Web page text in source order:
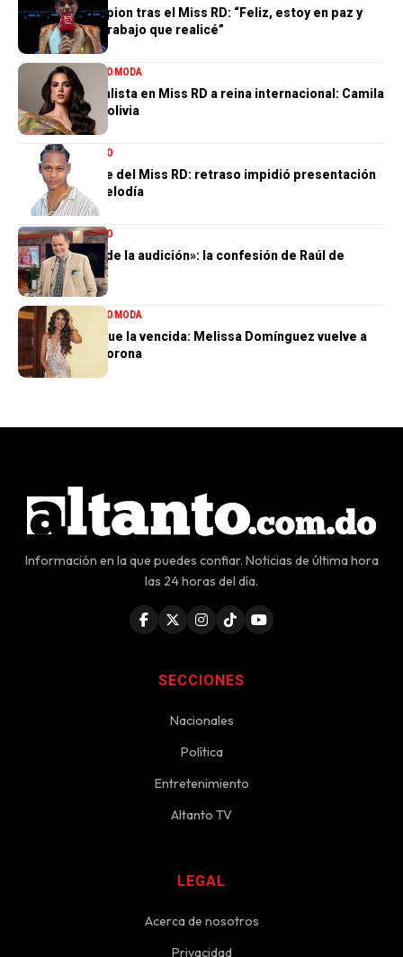
Valentina Campion tras el Miss RD: “Feliz, estoy en paz y
orgullosa del trabajo que realicé”
ENTRETENIMIENTOMODA
De tercera finalista en Miss RD a reina internacional: Camila
Issa rumbo a Bolivia
ENTRETENIMIENTO
El gran ausente del Miss RD: retraso impidió presentación
de Dalvin La Melodía
ENTRETENIMIENTO
«Perdí el 85 % de la audición»: la confesión de Raúl de
Molina
ENTRETENIMIENTOMODA
La tercera no fue la vencida: Melissa Domínguez vuelve a
quedar sin la corona
Información en la que puedes confiar. Noticias de última hora
las 24 horas del día.
SECCIONES
Nacionales
Política
Entretenimiento
Altanto TV
LEGAL
Acerca de nosotros
Privacidad